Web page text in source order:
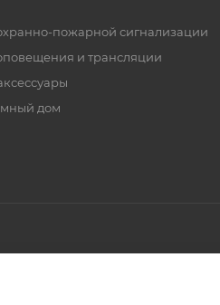
пожарной сигнализации
и трансляции
дом
вся информация, размещенная